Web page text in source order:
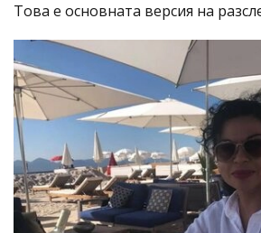
Това е основната версия на